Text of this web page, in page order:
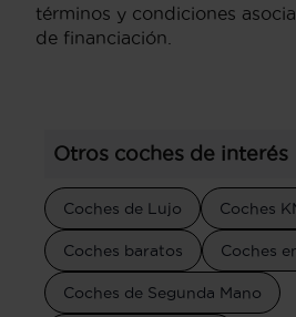
términos y condiciones
de financiación.
Otros coches de interés
Coches de Lujo Coches
Coches baratos Coches
Coches de Segunda Mano